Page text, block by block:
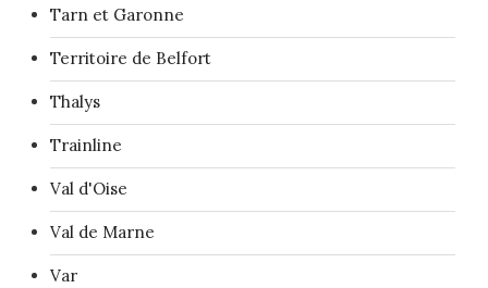
Tarn et Garonne
Territoire de Belfort
Thalys
Trainline
Val d'Oise
Val de Marne
Var